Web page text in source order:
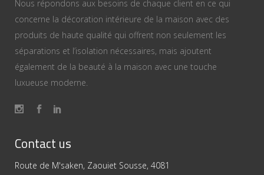
Nous répondons aux besoins de chaque client en ce qui
concerne la décoration intérieure de la maison avec des
produits de haute qualité qui offrent non seulement les
séparations et l’isolation nécessaires, mais ajoutent
également de la beauté à la maison avec une touche
luxueuse moderne.
Contact us
Route de M'saken, Zaouiet Sousse, 4081